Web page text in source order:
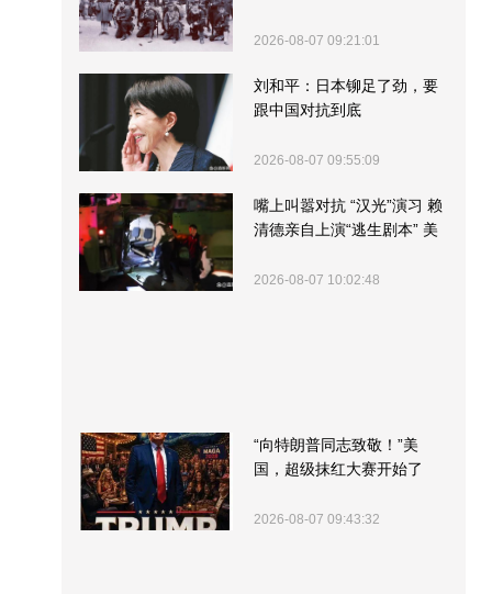
2026-08-07 09:21:01
刘和平：日本铆足了劲，要
跟中国对抗到底
2026-08-07 09:55:09
嘴上叫嚣对抗 “汉光”演习 赖
清德亲自上演“逃生剧本” 美
2026-08-07 10:02:48
“向特朗普同志致敬！”美
国，超级抹红大赛开始了
2026-08-07 09:43:32